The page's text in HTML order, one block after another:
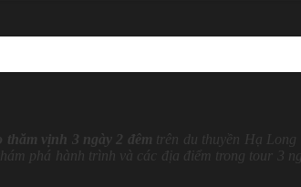
thăm vịnh 3 ngày 2 đêm trên du thuyền Hạ Long
phá hành trình và các địa điểm trong tour 3